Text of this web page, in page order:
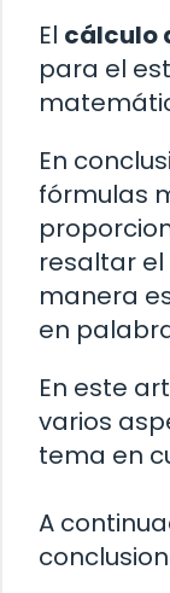
El cálculo
para el
En
fórmulas
resaltar
manera
en
En este
varios
tema en
A